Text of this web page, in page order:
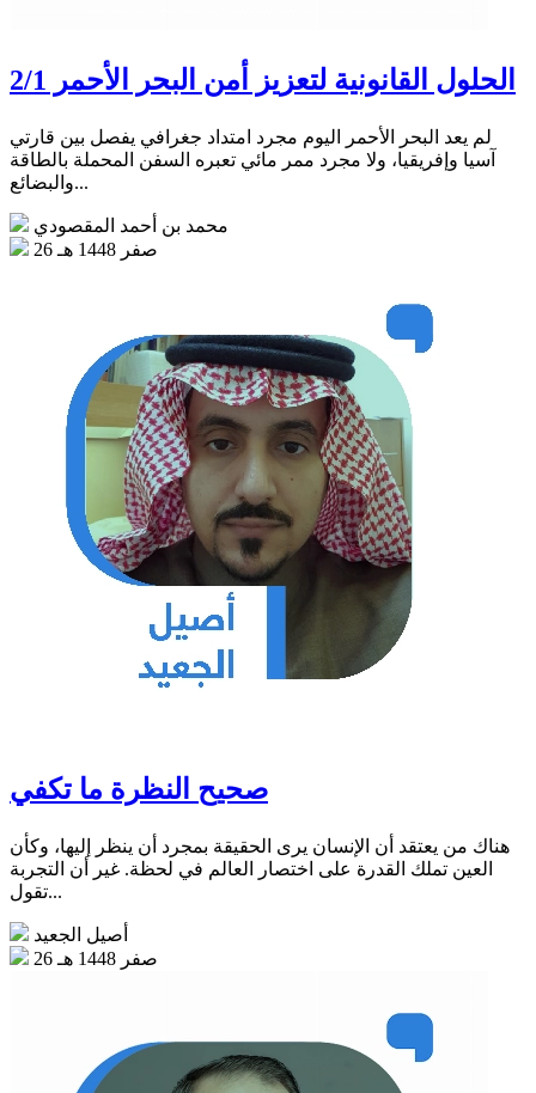
الحلول القانونية لتعزيز أمن البحر الأحمر 2/1
لم يعد البحر الأحمر اليوم مجرد امتداد جغرافي يفصل بين قارتي
آسيا وإفريقيا، ولا مجرد ممر مائي تعبره السفن المحملة بالطاقة
والبضائع...
محمد بن أحمد المقصودي
26 صفر 1448 هـ
صحيح النظرة ما تكفي
هناك من يعتقد أن الإنسان يرى الحقيقة بمجرد أن ينظر إليها، وكأن
العين تملك القدرة على اختصار العالم في لحظة. غير أن التجربة
تقول...
أصيل الجعيد
26 صفر 1448 هـ